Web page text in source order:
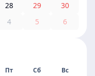
28 29
30
4 5 6
Пт Сб Вс